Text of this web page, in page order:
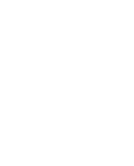
pede
x
família